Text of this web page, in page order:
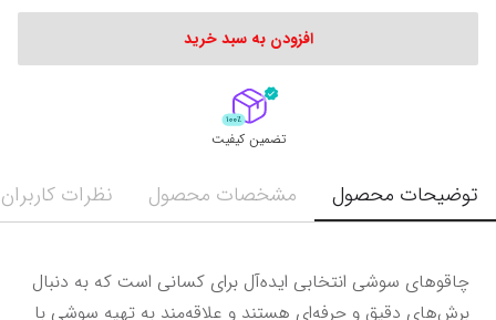
افزودن به سبد خرید
تضمین کیفیت
توضیحات محصول مشخصات محصول نظرات کاربران